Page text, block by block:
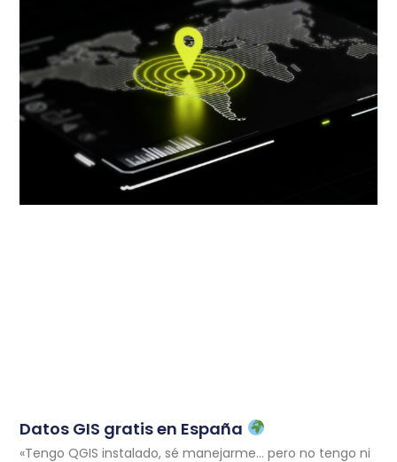
Datos GIS gratis en España
«Tengo QGIS instalado, sé manejarme… pero no tengo ni